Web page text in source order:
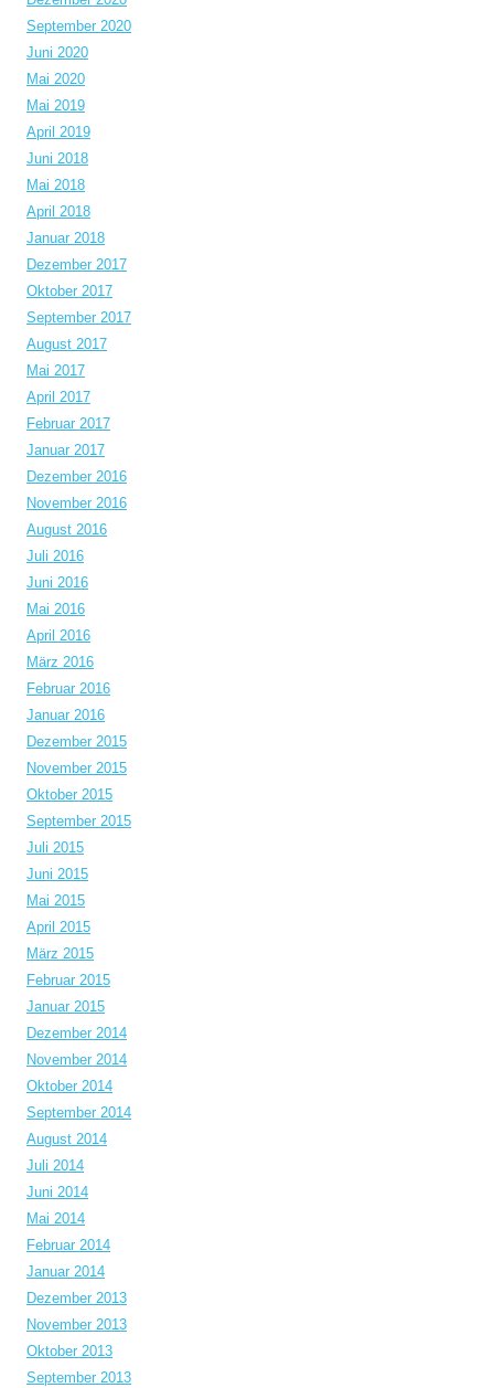
September 2020
Juni 2020
Mai 2020
Mai 2019
April 2019
Juni 2018
Mai 2018
April 2018
Januar 2018
Dezember 2017
Oktober 2017
September 2017
August 2017
Mai 2017
April 2017
Februar 2017
Januar 2017
Dezember 2016
November 2016
August 2016
Juli 2016
Juni 2016
Mai 2016
April 2016
März 2016
Februar 2016
Januar 2016
Dezember 2015
November 2015
Oktober 2015
September 2015
Juli 2015
Juni 2015
Mai 2015
April 2015
März 2015
Februar 2015
Januar 2015
Dezember 2014
November 2014
Oktober 2014
September 2014
August 2014
Juli 2014
Juni 2014
Mai 2014
Februar 2014
Januar 2014
Dezember 2013
November 2013
Oktober 2013
September 2013